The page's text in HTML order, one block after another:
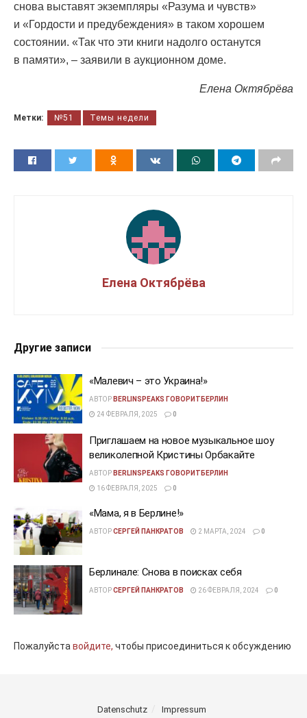
снова выставят экземпляры «Разума и чувств»
и «Гордости и предубеждения» в таком хорошем
состоянии. «Так что эти книги надолго останутся
в памяти», – заявили в аукционном доме.
Елена Октябрёва
Метки: №51 Темы недели
Елена Октябрёва
Другие записи
«Малевич – это Украина!»
АВТОР BERLINSPEAKS ГОВОРИТБЕРЛИН
24 ФЕВРАЛЯ, 2025
0
Приглашаем на новое музыкальное шоу
великолепной Кристины Орбакайте
АВТОР BERLINSPEAKS ГОВОРИТБЕРЛИН
16 ФЕВРАЛЯ, 2025
0
«Мама, я в Берлине!»
АВТОРСЕРГЕЙ ПАНКРАТОВ 2 МАРТА, 2024 0
Берлинале: Снова в поисках себя
АВТОРСЕРГЕЙ ПАНКРАТОВ 26 ФЕВРАЛЯ, 2024 0
Пожалуйста войдите, чтобы присоединиться к обсуждению
Datenschutz Impressum